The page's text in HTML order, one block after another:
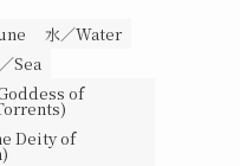
水／Water
Sea
of
Deity of